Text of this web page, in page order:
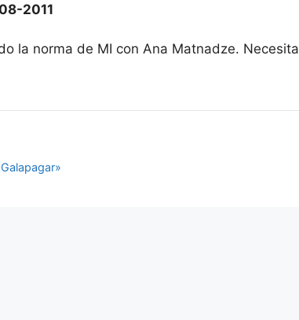
2011
la norma de MI con Ana Matnadze. Necesita